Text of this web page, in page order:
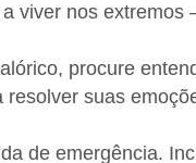
viver nos extremos
procure
suas
de emergência.